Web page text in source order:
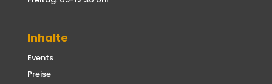
Inhalte
Events
Preise